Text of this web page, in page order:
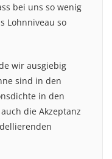
bei uns so wenig
Lohnniveau so
wir ausgiebig
sind in den
in den
die Akzeptanz